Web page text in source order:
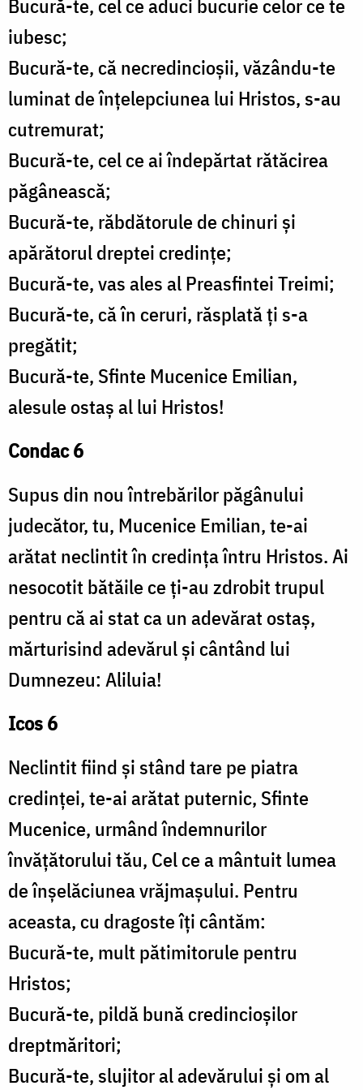
Bucură-te, cel ce aduci bucurie celor ce te
iubesc;
Bucură-te, că necredincioșii, văzându-te
luminat de înțelepciunea lui Hristos, s-au
cutremurat;
Bucură-te, cel ce ai îndepărtat rătăcirea
păgânească;
Bucură-te, răbdătorule de chinuri și
apărătorul dreptei credințe;
Bucură-te, vas ales al Preasfintei Treimi;
Bucură-te, că în ceruri, răsplată ți s-a
pregătit;
Bucură-te, Sfinte Mucenice Emilian,
alesule ostaș al lui Hristos!
Condac 6
Supus din nou întrebărilor păgânului
judecător, tu, Mucenice Emilian, te-ai
arătat neclintit în credința întru Hristos. Ai
nesocotit bătăile ce ți-au zdrobit trupul
pentru că ai stat ca un adevărat ostaș,
mărturisind adevărul și cântând lui
Dumnezeu: Aliluia!
Icos 6
Neclintit fiind și stând tare pe piatra
credinței, te-ai arătat puternic, Sfinte
Mucenice, urmând îndemnurilor
învățătorului tău, Cel ce a mântuit lumea
de înșelăciunea vrăjmașului. Pentru
aceasta, cu dragoste îți cântăm:
Bucură-te, mult pătimitorule pentru
Hristos;
Bucură-te, pildă bună credincioșilor
dreptmăritori;
Bucură-te, slujitor al adevărului și om al